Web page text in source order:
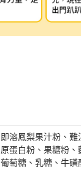
即溶鳳梨果汁粉、
原蛋白粉、果糖粉、
葡萄糖、乳糖、牛